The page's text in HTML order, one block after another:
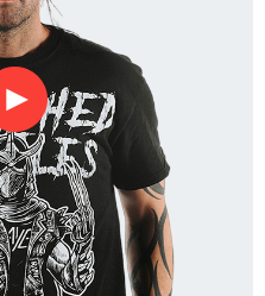
Reproducir